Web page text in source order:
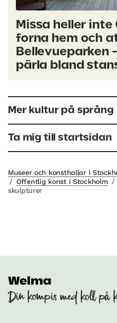
Missa heller inte
forna hem och
Bellevueparken
pärla bland
Mer kultur på språng
Ta mig till startsidan
Museer och konsthallar i
/ Offentlig konst i Stockholm /
skulpturer
Din kompis med koll på